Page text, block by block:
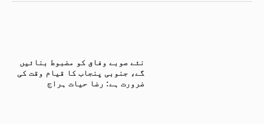
نئے صوبے وفاق کو مضبوط بنائیں
گے، جنوبی پنجاب کا قیام وقت کی
ضرورت ہے: رضا حیات ہراج